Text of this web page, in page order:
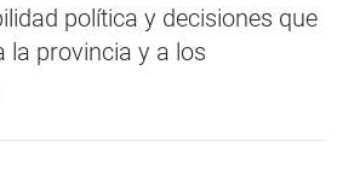
política y decisiones que
la provincia y a los